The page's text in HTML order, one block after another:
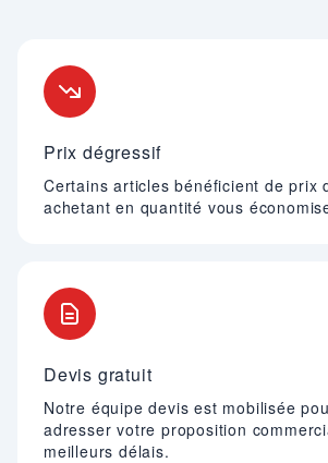
Prix dégressif
Certains articles bénéficient de prix
achetant en quantité vous
Devis gratuit
Notre équipe devis est mobilisée
adresser votre proposition
meilleurs délais.